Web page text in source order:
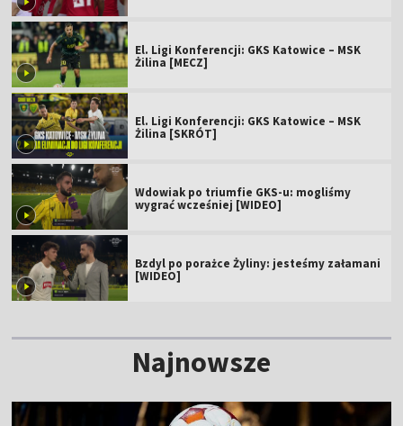
El. Ligi Konferencji: GKS Katowice – MSK
Żilina [MECZ]
El. Ligi Konferencji: GKS Katowice – MSK
Żilina [SKRÓT]
Wdowiak po triumfie GKS-u: mogliśmy
wygrać wcześniej [WIDEO]
Bzdyl po porażce Żyliny: jesteśmy załamani
[WIDEO]
Najnowsze